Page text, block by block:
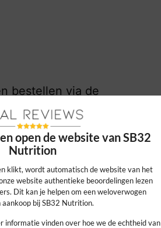
bestellen via de
sporters!
0
open de website van SB32
Nutrition
klikt, wordt automatisch de website van het
website authentieke beoordelingen lezen
Dit kan je helpen om een weloverwogen
bij SB32 Nutrition.
informatie vinden over hoe we de echtheid van